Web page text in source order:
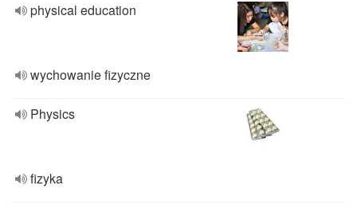
physical education
wychowanie fizyczne
Physics
fizyka